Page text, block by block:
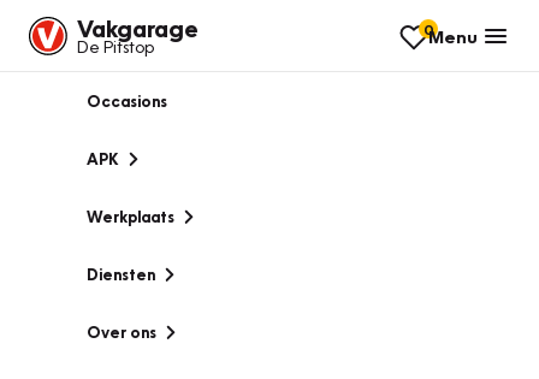
Vakgarage
De Pitstop
0Menu
Occasions
APK
Werkplaats
Diensten
Over ons